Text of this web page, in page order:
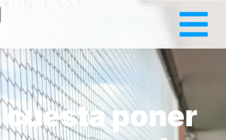
cuesta poner